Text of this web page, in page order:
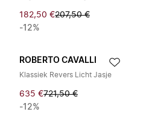
182,50 €207,50 €
-12%
ROBERTO CAVALLI
Klassiek Revers Licht Jasje
635 €721,50 €
-12%